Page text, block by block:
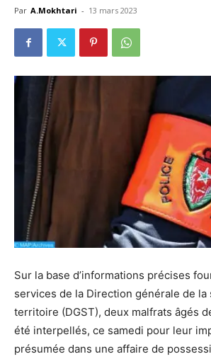
Par A.Mokhtari - 13 mars 2023
Sur la base d’informations précises
services de la Direction générale de la
territoire (DGST), deux malfrats âgés
été interpellés, ce samedi pour leur
présumée dans une affaire de